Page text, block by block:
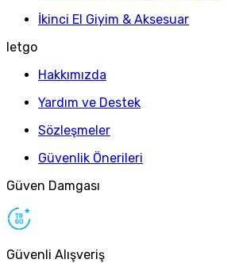
İkinci El Giyim & Aksesuar
letgo
Hakkımızda
Yardım ve Destek
Sözleşmeler
Güvenlik Önerileri
Güven Damgası
Güvenli Alışveriş